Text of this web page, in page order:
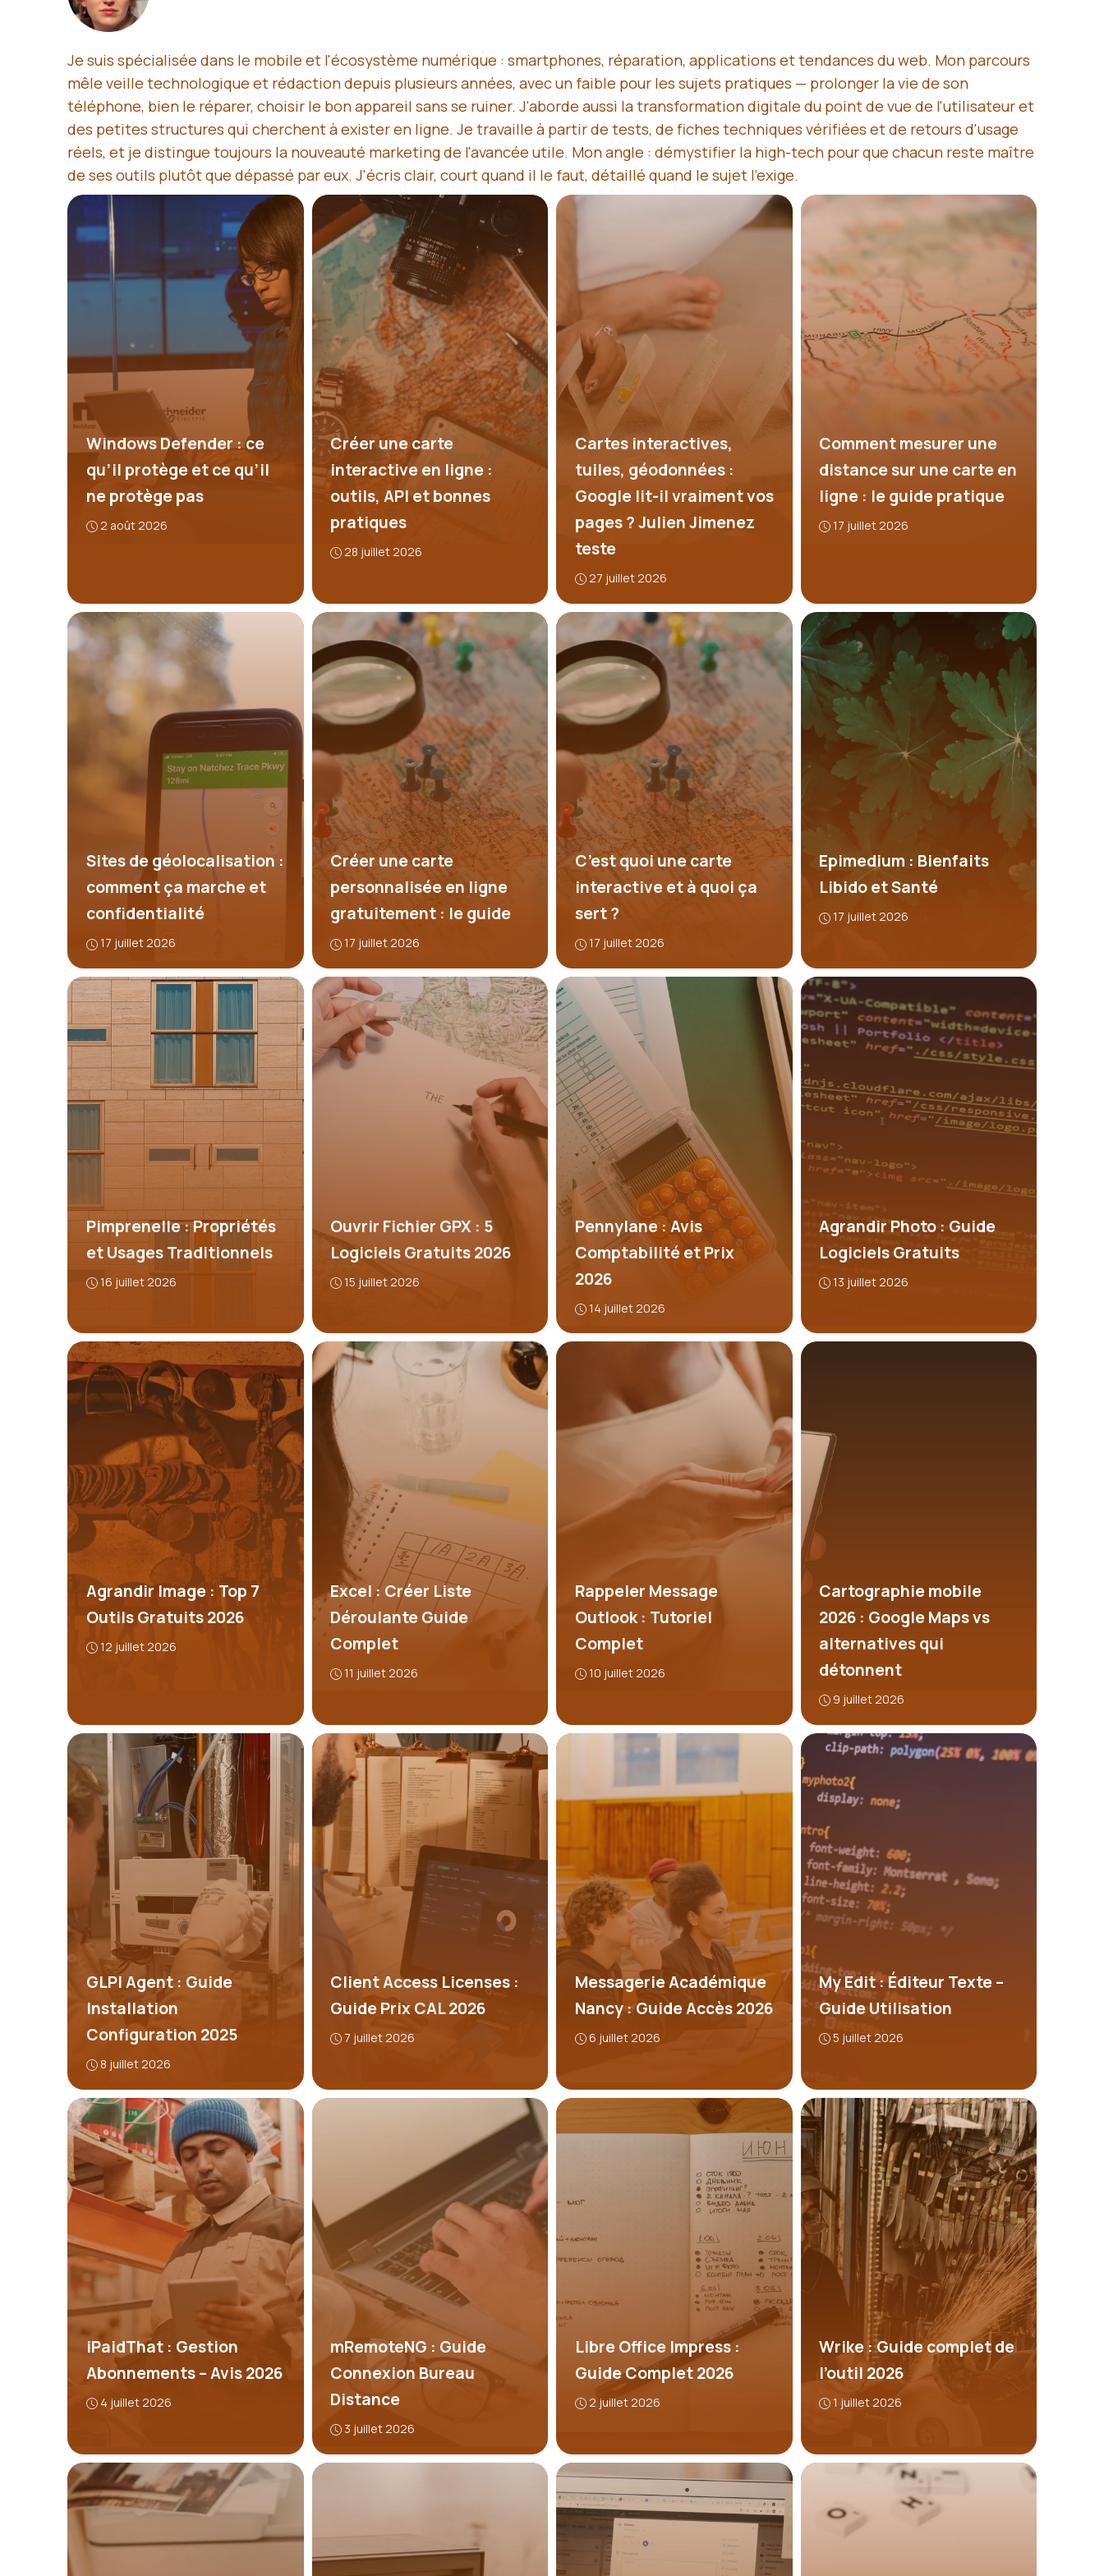
Je suis spécialisée dans le mobile et l'écosystème numérique : smartphones, réparation, applications et tendances du web. Mon parcours
mêle veille technologique et rédaction depuis plusieurs années, avec un faible pour les sujets pratiques — prolonger la vie de son
téléphone, bien le réparer, choisir le bon appareil sans se ruiner. J'aborde aussi la transformation digitale du point de vue de l'utilisateur et
des petites structures qui cherchent à exister en ligne. Je travaille à partir de tests, de fiches techniques vérifiées et de retours d'usage
réels, et je distingue toujours la nouveauté marketing de l'avancée utile. Mon angle : démystifier la high-tech pour que chacun reste maître
de ses outils plutôt que dépassé par eux. J'écris clair, court quand il le faut, détaillé quand le sujet l'exige.
Windows Defender : ce
qu’il protège et ce qu’il
ne protège pas
2 août 2026
Créer une carte
interactive en ligne :
outils, API et bonnes
pratiques
28 juillet 2026
Cartes interactives,
tuiles, géodonnées :
Google lit-il vraiment vos
pages ? Julien Jimenez
teste
27 juillet 2026
Comment mesurer une
distance sur une carte en
ligne : le guide pratique
17 juillet 2026
Sites de géolocalisation :
comment ça marche et
confidentialité
17 juillet 2026
Créer une carte
personnalisée en ligne
gratuitement : le guide
17 juillet 2026
C’est quoi une carte
interactive et à quoi ça
sert ?
17 juillet 2026
Epimedium : Bienfaits
Libido et Santé
17 juillet 2026
Pimprenelle : Propriétés
et Usages Traditionnels
16 juillet 2026
Ouvrir Fichier GPX : 5
Logiciels Gratuits 2026
15 juillet 2026
Pennylane : Avis
Comptabilité et Prix
2026
14 juillet 2026
Agrandir Photo : Guide
Logiciels Gratuits
13 juillet 2026
Agrandir Image : Top 7
Outils Gratuits 2026
12 juillet 2026
Excel : Créer Liste
Déroulante Guide
Complet
11 juillet 2026
Rappeler Message
Outlook : Tutoriel
Complet
10 juillet 2026
Cartographie mobile
2026 : Google Maps vs
alternatives qui
détonnent
9 juillet 2026
GLPI Agent : Guide
Installation
Configuration 2025
8 juillet 2026
Client Access Licenses :
Guide Prix CAL 2026
7 juillet 2026
Messagerie Académique
Nancy : Guide Accès 2026
6 juillet 2026
My Edit : Éditeur Texte –
Guide Utilisation
5 juillet 2026
iPaidThat : Gestion
Abonnements – Avis 2026
4 juillet 2026
mRemoteNG : Guide
Connexion Bureau
Distance
3 juillet 2026
Libre Office Impress :
Guide Complet 2026
2 juillet 2026
Wrike : Guide complet de
l’outil 2026
1 juillet 2026